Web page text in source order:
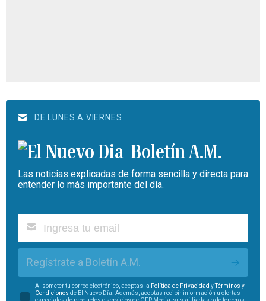
DE LUNES A VIERNES
Boletín A.M.
Las noticias explicadas de forma sencilla y directa para
entender lo más importante del día.
Regístrate a Boletín A.M.
Al someter tu correo electrónico, aceptas la Política de Privacidad y
Términos y
Condiciones de El Nuevo Día. Además, aceptas recibir información u ofertas